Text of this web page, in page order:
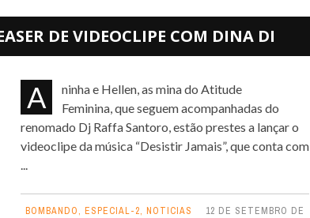
DE VIDEOCLIPE COM DINA DI
Aninha e Hellen, as mina do Atitude
Feminina, que seguem acompanhadas do
renomado Dj Raffa Santoro, estão prestes a lançar o
videoclipe da música “Desistir Jamais”, que conta com
...
BOMBANDO, ESPECIAL-2, NOTICIAS
12 DE SETEMBRO DE